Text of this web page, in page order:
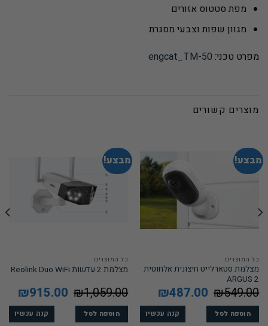
מפת סטטוס אזורים
מגוון שפות וצבעי מסגרת
מפרט טכני: engcat_TM-50
מוצרים קשורים
מבצע!
כל המוצרים
מצלמת סטארלייט חיצונית אלחוטית
ARGUS 2
₪549.00 המחיר
המקורי
היה:
₪549.00.
₪487.00 המחיר
הנוכחי
הוא:
₪487.00. הוספה לסל קנה עכשיו
מבצע!
כל המוצרים
מצלמת 2 עדשות Reolink Duo WiFi
₪1,059.00 המחיר
המקורי
₪1,059.00.
₪915.00
הוא:
הוספה לסל קנה עכשיו